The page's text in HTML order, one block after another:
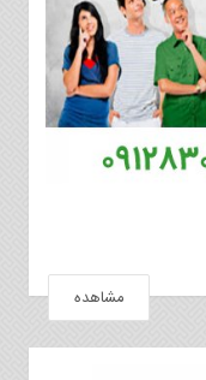
مشاهده